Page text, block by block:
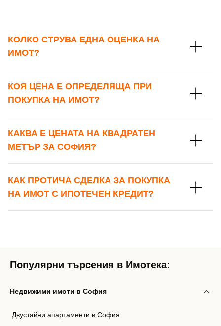
КОЛКО СТРУВА ЕДНА ОЦЕНКА НА
ИМОТ?
КОЯ ЦЕНА Е ОПРЕДЕЛЯЩА ПРИ
ПОКУПКА НА ИМОТ?
КАКВА Е ЦЕНАТА НА КВАДРАТЕН
МЕТЪР ЗА СОФИЯ?
КАК ПРОТИЧА СДЕЛКА ЗА ПОКУПКА
НА ИМОТ С ИПОТЕЧЕН КРЕДИТ?
Популярни търсения в Имотека:
Недвижими имоти в София
Двустайни апартаменти в София